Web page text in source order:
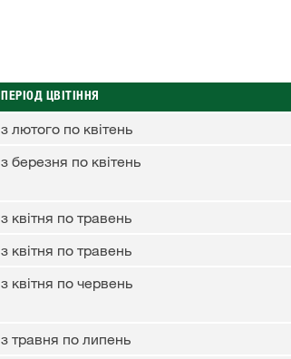
ПЕРІОД ЦВІТІННЯ
з лютого по квітень
з березня по квітень
з квітня по травень
з квітня по травень
з квітня по червень
з травня по липень